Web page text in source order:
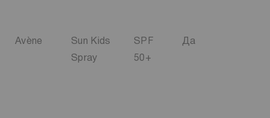
Avène
Sun Kids
Spray
SPF
50+
Да